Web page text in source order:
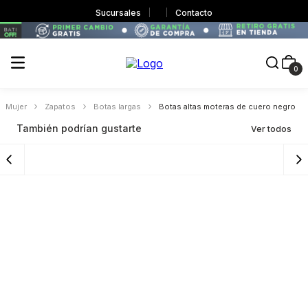
Sucursales Contacto
0
Mujer Zapatos Botas largas Botas altas moteras de cuero negro
También podrían gustarte Ver todos